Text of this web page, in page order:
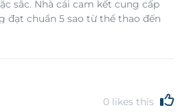
sắc. Nhà cái cam kết cung cấp
đạt chuẩn 5 sao từ thể thao đến
nay chúng tôi vẫn đang không
0 likes this